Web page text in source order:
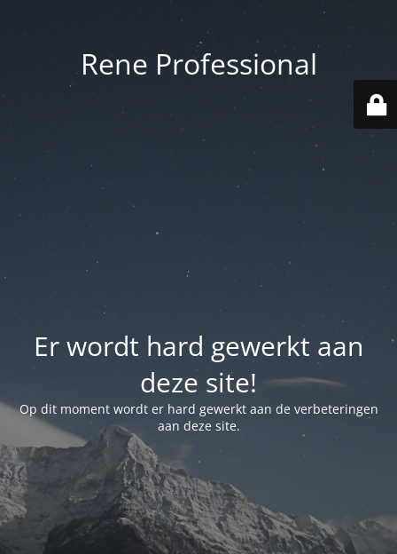
Rene Professional
Er wordt hard gewerkt aan
deze site!
Op dit moment wordt er hard gewerkt aan de verbeteringen
aan deze site.